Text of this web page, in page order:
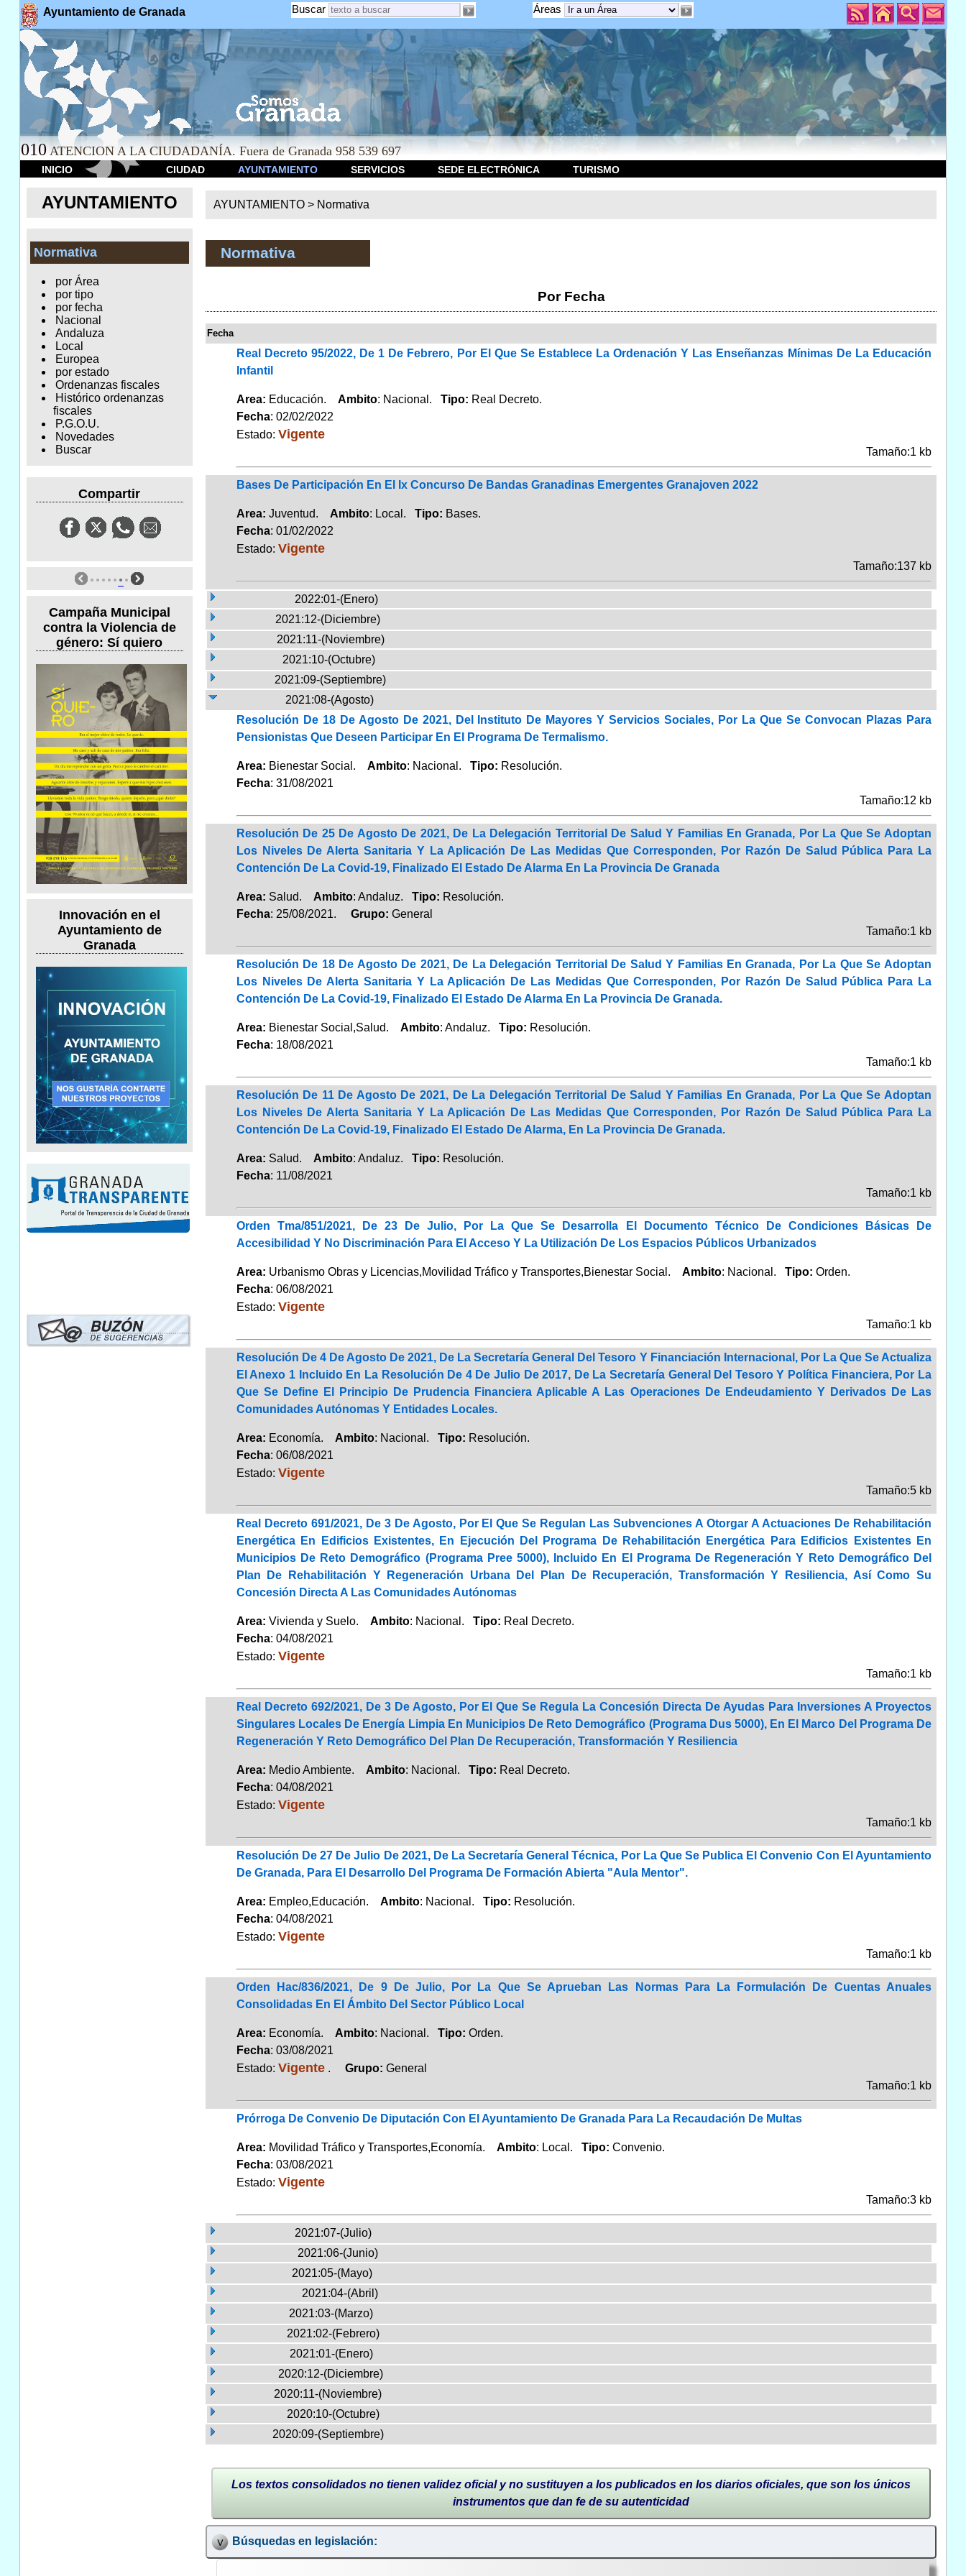
Ayuntamiento de Granada Áreas
Buscar
010 ATENCION A LA CIUDADANÍA. Fuera de Granada 958 539 697
INICIO CIUDAD AYUNTAMIENTO SERVICIOS SEDE ELECTRÓNICA TURISMO
AYUNTAMIENTO
Normativa
por Área
por tipo
por fecha
Nacional
Andaluza
Local
Europea
por estado
Ordenanzas fiscales
Histórico ordenanzas
fiscales
P.G.O.U.
Novedades
Buscar
Compartir
Campaña Municipal
contra la Violencia de
género: Sí quiero
Innovación en el
Ayuntamiento de
Granada
AYUNTAMIENTO > Normativa
Normativa
Por Fecha
Fecha
Real Decreto 95/2022, De 1 De Febrero, Por El Que Se Establece La Ordenación Y Las Enseñanzas Mínimas De La Educación
Infantil
Area: Educación. Ambito: Nacional. Tipo: Real Decreto.
Fecha: 02/02/2022
Estado: Vigente
Tamaño:1 kb
Bases De Participación En El Ix Concurso De Bandas Granadinas Emergentes Granajoven 2022
Area: Juventud. Ambito: Local. Tipo: Bases.
Fecha: 01/02/2022
Estado: Vigente
Tamaño:137 kb
2022:01-(Enero)
2021:12-(Diciembre)
2021:11-(Noviembre)
2021:10-(Octubre)
2021:09-(Septiembre)
2021:08-(Agosto)
Resolución De 18 De Agosto De 2021, Del Instituto De Mayores Y Servicios Sociales, Por La Que Se Convocan Plazas Para
Pensionistas Que Deseen Participar En El Programa De Termalismo.
Area: Bienestar Social. Ambito: Nacional. Tipo: Resolución.
Fecha: 31/08/2021
Tamaño:12 kb
Resolución De 25 De Agosto De 2021, De La Delegación Territorial De Salud Y Familias En Granada, Por La Que Se Adoptan
Los Niveles De Alerta Sanitaria Y La Aplicación De Las Medidas Que Corresponden, Por Razón De Salud Pública Para La
Contención De La Covid-19, Finalizado El Estado De Alarma En La Provincia De Granada
Area: Salud. Ambito: Andaluz. Tipo: Resolución.
Fecha: 25/08/2021. Grupo: General
Tamaño:1 kb
Resolución De 18 De Agosto De 2021, De La Delegación Territorial De Salud Y Familias En Granada, Por La Que Se Adoptan
Los Niveles De Alerta Sanitaria Y La Aplicación De Las Medidas Que Corresponden, Por Razón De Salud Pública Para La
Contención De La Covid-19, Finalizado El Estado De Alarma En La Provincia De Granada.
Area: Bienestar Social,Salud. Ambito: Andaluz. Tipo: Resolución.
Fecha: 18/08/2021
Tamaño:1 kb
Resolución De 11 De Agosto De 2021, De La Delegación Territorial De Salud Y Familias En Granada, Por La Que Se Adoptan
Los Niveles De Alerta Sanitaria Y La Aplicación De Las Medidas Que Corresponden, Por Razón De Salud Pública Para La
Contención De La Covid-19, Finalizado El Estado De Alarma, En La Provincia De Granada.
Area: Salud. Ambito: Andaluz. Tipo: Resolución.
Fecha: 11/08/2021
Tamaño:1 kb
Orden Tma/851/2021, De 23 De Julio, Por La Que Se Desarrolla El Documento Técnico De Condiciones Básicas De
Accesibilidad Y No Discriminación Para El Acceso Y La Utilización De Los Espacios Públicos Urbanizados
Area: Urbanismo Obras y Licencias,Movilidad Tráfico y Transportes,Bienestar Social. Ambito: Nacional. Tipo: Orden.
Fecha: 06/08/2021
Estado: Vigente
Tamaño:1 kb
Resolución De 4 De Agosto De 2021, De La Secretaría General Del Tesoro Y Financiación Internacional, Por La Que Se Actualiza
El Anexo 1 Incluido En La Resolución De 4 De Julio De 2017, De La Secretaría General Del Tesoro Y Política Financiera, Por La
Que Se Define El Principio De Prudencia Financiera Aplicable A Las Operaciones De Endeudamiento Y Derivados De Las
Comunidades Autónomas Y Entidades Locales.
Area: Economía. Ambito: Nacional. Tipo: Resolución.
Fecha: 06/08/2021
Estado: Vigente
Tamaño:5 kb
Real Decreto 691/2021, De 3 De Agosto, Por El Que Se Regulan Las Subvenciones A Otorgar A Actuaciones De Rehabilitación
Energética En Edificios Existentes, En Ejecución Del Programa De Rehabilitación Energética Para Edificios Existentes En
Municipios De Reto Demográfico (Programa Pree 5000), Incluido En El Programa De Regeneración Y Reto Demográfico Del
Plan De Rehabilitación Y Regeneración Urbana Del Plan De Recuperación, Transformación Y Resiliencia, Así Como Su
Concesión Directa A Las Comunidades Autónomas
Area: Vivienda y Suelo. Ambito: Nacional. Tipo: Real Decreto.
Fecha: 04/08/2021
Estado: Vigente
Tamaño:1 kb
Real Decreto 692/2021, De 3 De Agosto, Por El Que Se Regula La Concesión Directa De Ayudas Para Inversiones A Proyectos
Singulares Locales De Energía Limpia En Municipios De Reto Demográfico (Programa Dus 5000), En El Marco Del Programa De
Regeneración Y Reto Demográfico Del Plan De Recuperación, Transformación Y Resiliencia
Area: Medio Ambiente. Ambito: Nacional. Tipo: Real Decreto.
Fecha: 04/08/2021
Estado: Vigente
Tamaño:1 kb
Resolución De 27 De Julio De 2021, De La Secretaría General Técnica, Por La Que Se Publica El Convenio Con El Ayuntamiento
De Granada, Para El Desarrollo Del Programa De Formación Abierta "Aula Mentor".
Area: Empleo,Educación. Ambito: Nacional. Tipo: Resolución.
Fecha: 04/08/2021
Estado: Vigente
Tamaño:1 kb
Orden Hac/836/2021, De 9 De Julio, Por La Que Se Aprueban Las Normas Para La Formulación De Cuentas Anuales
Consolidadas En El Ámbito Del Sector Público Local
Area: Economía. Ambito: Nacional. Tipo: Orden.
Fecha: 03/08/2021
Estado: Vigente. Grupo: General
Tamaño:1 kb
Prórroga De Convenio De Diputación Con El Ayuntamiento De Granada Para La Recaudación De Multas
Area: Movilidad Tráfico y Transportes,Economía. Ambito: Local. Tipo: Convenio.
Fecha: 03/08/2021
Estado: Vigente
Tamaño:3 kb
2021:07-(Julio)
2021:06-(Junio)
2021:05-(Mayo)
2021:04-(Abril)
2021:03-(Marzo)
2021:02-(Febrero)
2021:01-(Enero)
2020:12-(Diciembre)
2020:11-(Noviembre)
2020:10-(Octubre)
2020:09-(Septiembre)
Los textos consolidados no tienen validez oficial y no sustituyen a los publicados en los diarios oficiales, que son los únicos
instrumentos que dan fe de su autenticidad
Búsquedas en legislación: